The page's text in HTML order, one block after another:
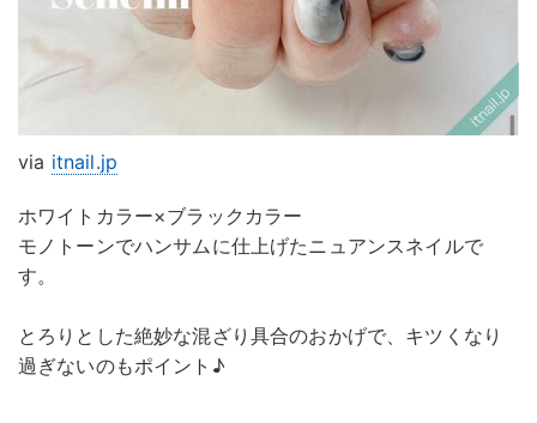
via itnail.jp
ホワイトカラー×ブラックカラー
モノトーンでハンサムに仕上げたニュアンスネイルで
す。
とろりとした絶妙な混ざり具合のおかげで、キツくなり
過ぎないのもポイント♪